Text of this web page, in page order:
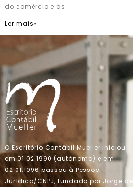
do comércio e as
Ler mais»
O Escritório Contábil Mueller iniciou
em 01.02.1990 (autônomo) e em
02.01.1996 passou à Pessoa
Jurídica/CNPJ, fundado por Jorge de